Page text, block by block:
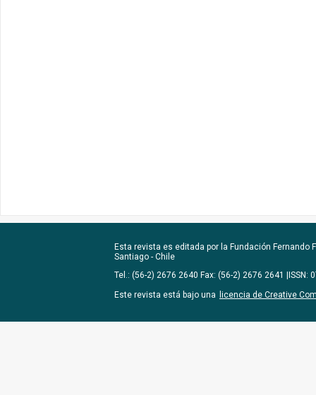
Esta revista es editada por la Fundación Fernando
Santiago - Chile
Tel.: (56-2) 2676 2640 Fax: (56-2) 2676 2641 |ISSN:
Este revista está bajo una
licencia de Creative